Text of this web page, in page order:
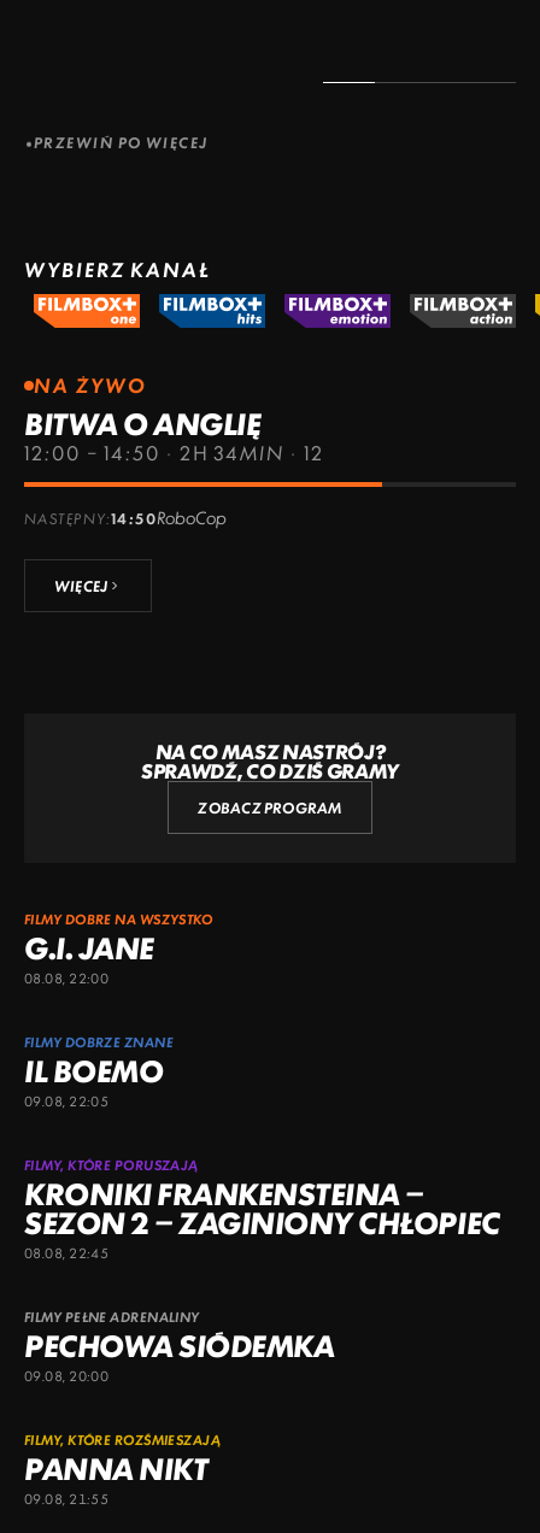
PRZEWIŃ PO WIĘCEJ
WYBIERZ KANAŁ
NA ŻYWO
BITWA O ANGLIĘ
12:00 – 14:50 · 2H 34MIN · 12
NASTĘPNY:14:50RoboCop
WIĘCEJ
NA CO MASZ NASTRÓJ?
SPRAWDŹ, CO DZIŚ GRAMY
ZOBACZ PROGRAM
FILMY DOBRE NA WSZYSTKO
G.I. JANE
08.08, 22:00
FILMY DOBRZE ZNANE
IL BOEMO
09.08, 22:05
FILMY, KTÓRE PORUSZAJĄ
KRONIKI FRANKENSTEINA –
SEZON 2 – ZAGINIONY CHŁOPIEC
08.08, 22:45
FILMY PEŁNE ADRENALINY
PECHOWA SIÓDEMKA
09.08, 20:00
FILMY, KTÓRE ROZŚMIESZAJĄ
PANNA NIKT
09.08, 21:55